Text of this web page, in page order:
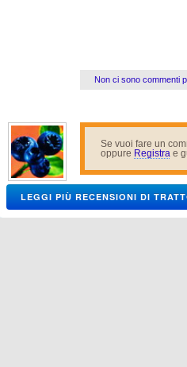
Non ci sono commenti
Se vuoi fare un
oppure Registra e
LEGGI PIÙ RECENSIONI DI